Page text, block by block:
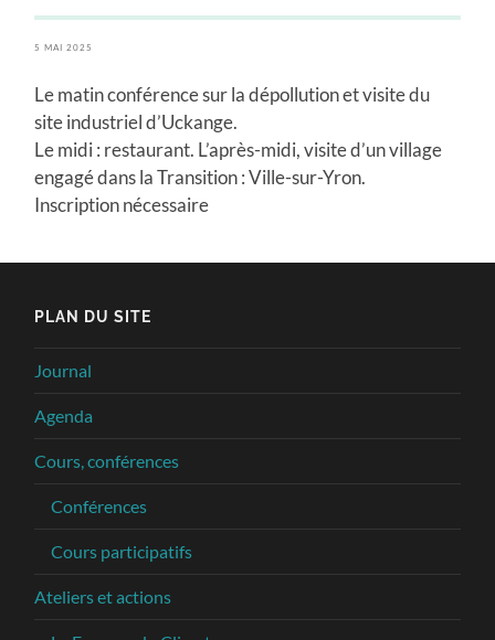
5 MAI 2025
Le matin conférence sur la dépollution et visite du
site industriel d’Uckange.
Le midi : restaurant. L’après-midi, visite d’un village
engagé dans la Transition : Ville-sur-Yron.
Inscription nécessaire
PLAN DU SITE
Journal
Agenda
Cours, conférences
Conférences
Cours participatifs
Ateliers et actions